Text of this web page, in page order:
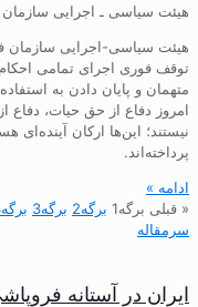
هیئت سیاسی ـ اجرایی سازمان
هیئت سیاسی-اجرایی سازمان
توقف فوری اجرای تمامی
متهمان و پایان دادن به
امروز دفاع از حق حیات، دفاع
نیستند؛ این‌ها ارکان آینده‌ای
پرداخته‌اند.
ادامه »
« قبلی برگه1 برگه2 برگه3 برگه
سرمقاله
ایران در آستانه